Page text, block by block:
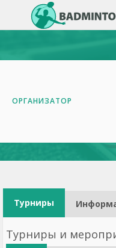
ОРГАНИЗАТОР
Турниры
Турниры и